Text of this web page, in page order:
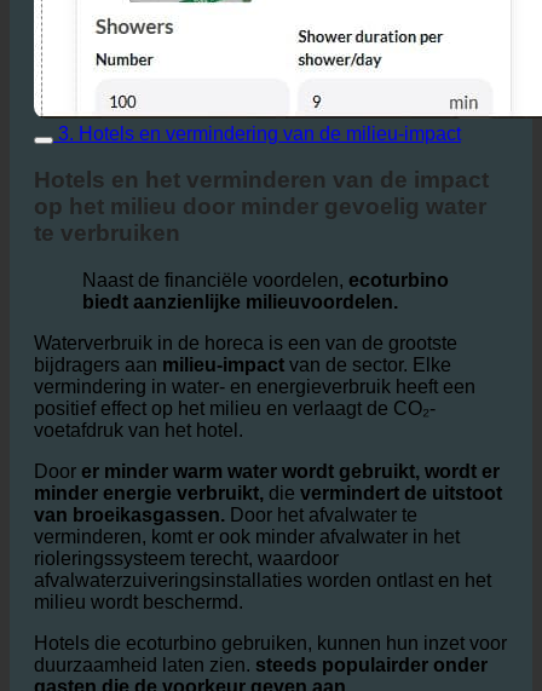
3. Hotels en vermindering van de milieu-impact
Hotels en het verminderen van de impact
op het milieu door minder gevoelig water
te verbruiken
Naast de financiële voordelen,ecoturbino
biedt aanzienlijke milieuvoordelen.
Waterverbruik in de horeca is een van de grootste
bijdragers aanmilieu-impact
van de sector. Elke
positief effect op het milieu en verlaagt de CO₂-
voetafdruk van het hotel.
Doorer minder warm water wordt gebruikt, wordt er
minder energie verbruikt,dievermindert de uitstoot
van broeikasgassen.Door het afvalwater te
verminderen, komt er ook minder afvalwater in het
afvalwaterzuiveringsinstallaties worden ontlast en het
milieu wordt beschermd.